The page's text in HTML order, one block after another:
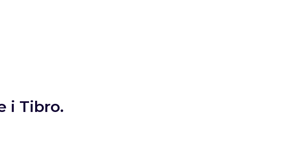
i Tibro.